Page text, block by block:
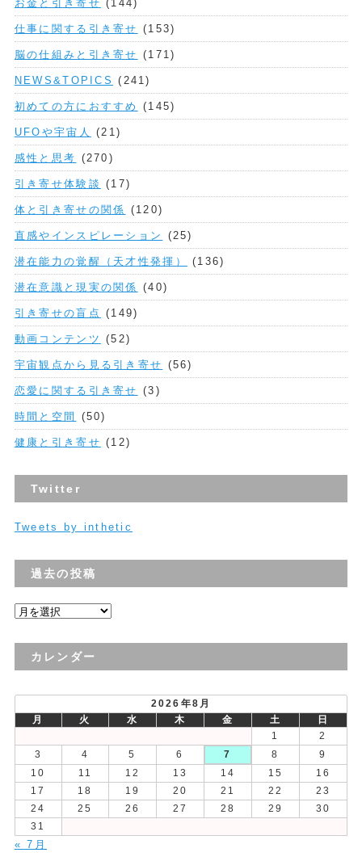
お金と引き寄せ (144)
仕事に関する引き寄せ (153)
脳の仕組みと引き寄せ (171)
NEWS&TOPICS (241)
初めての方におすすめ (145)
UFOや宇宙人 (21)
感性と思考 (270)
引き寄せ体験談 (17)
体と引き寄せの関係 (120)
直感やインスピレーション (25)
潜在能力の覚醒（天才性発揮） (136)
潜在意識と現実の関係 (40)
引き寄せの盲点 (149)
動画コンテンツ (52)
宇宙観点から見る引き寄せ (56)
恋愛に関する引き寄せ (3)
時間と空間 (50)
健康と引き寄せ (12)
Twitter
Tweets by inthetic
過去の投稿
過
の
カレンダー
2026年8月
月
火 水 木 金 土
日
1
2
3
4 5 6 7 8
9
10
11 12 13 14 15
16
17
18 19 20 21 22
23
24
25 26 27 28 29
30
31
« 7月